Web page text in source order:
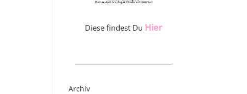
Diese findest Du Hier
Archiv